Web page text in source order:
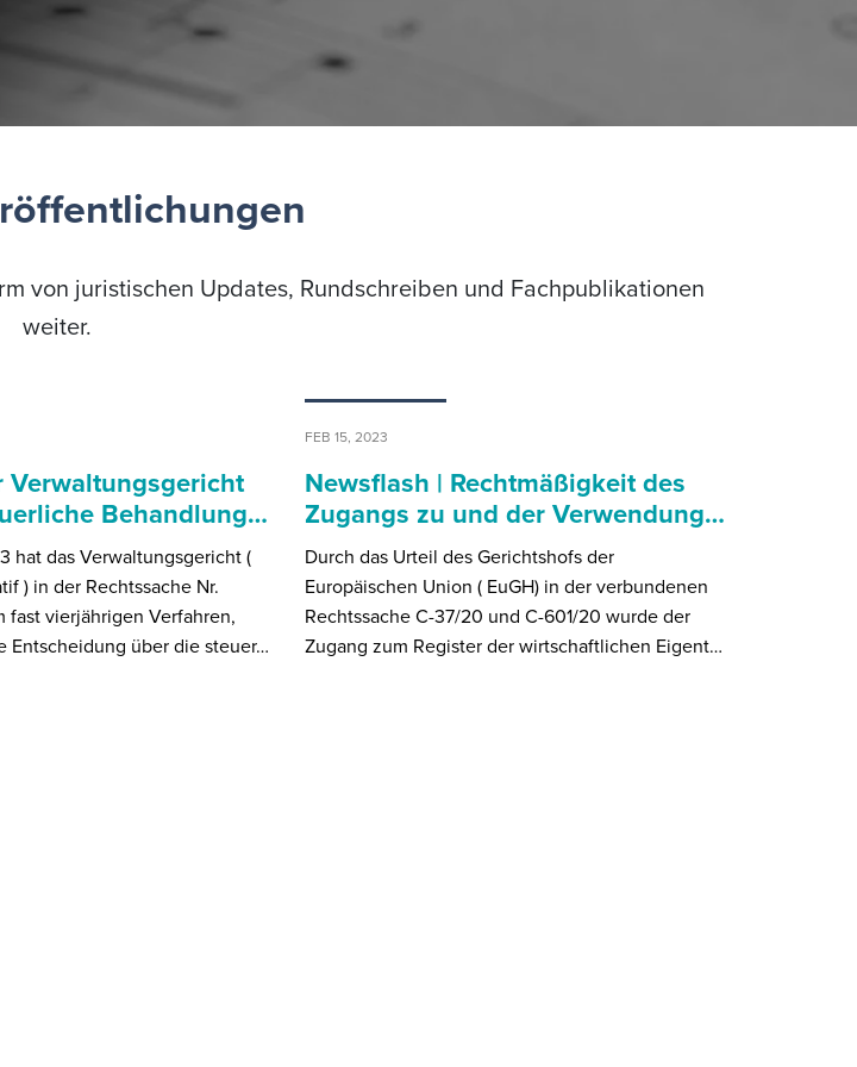
von juristischen Updates, Rundschreiben und Fachpublikationen
weiter.
Verwaltungsgericht
Behandlung…
hat das Verwaltungsgericht (
) in der Rechtssache Nr.
fast vierjährigen Verfahren,
Entscheidung über die steuer…
FEB 15, 2023
Newsflash | Rechtmäßigkeit des
Zugangs zu und der Verwendung…
Durch das Urteil des Gerichtshofs der
Europäischen Union ( EuGH) in der verbundenen
Rechtssache C-37/20 und C-601/20 wurde der
Zugang zum Register der wirtschaftlichen Eigent…